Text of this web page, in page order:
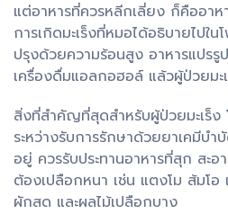
แต่อาหารที่ควรหลีกเลี่ยง ก็คืออา
การเกิดมะเร็งที่หมอได้อธิบายไปใ
ปรุงด้วยความร้อนสูง อาหารแปร
เครื่องดื่มแอลกอฮอล์ แล้วผู้ป่วยมะ
สิ่งที่สำคัญที่สุดสำหรับผู้ป่วยมะเร็ง
ระหว่างรับการรักษาด้วยยาเคมีบ
อยู่ ควรรับประทานอาหารที่สุก สะ
ต้องเปลือกหนา เช่น แตงโม ส้มโอ
ผักสด และผลไม้เปลือกบาง